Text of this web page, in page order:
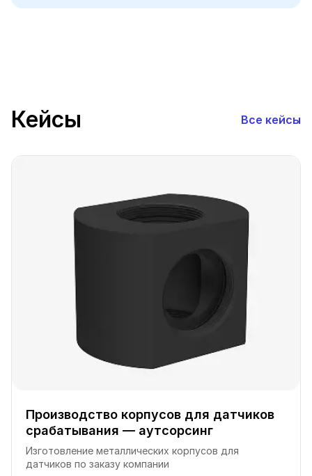
Кейсы Все кейсы
Производство корпусов для датчиков
срабатывания — аутсорсинг
Изготовление металлических корпусов для
датчиков по заказу компании